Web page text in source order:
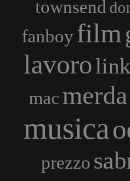
townsend
fanboyfilm
lavoro
mac merda
musica
prezzo